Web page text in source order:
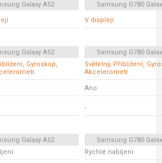
Galaxy A52
Samsung G780
V displeji
Galaxy A52
Samsung G780
Gyroskop,
Světelný, Přiblížení,
Akcelerometr
Ano
-
Galaxy A52
Samsung G780
Rychlé nabíjení